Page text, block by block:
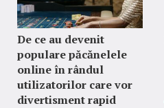
De ce au devenit
populare păcănelele
online în rândul
utilizatorilor care vor
divertisment rapid